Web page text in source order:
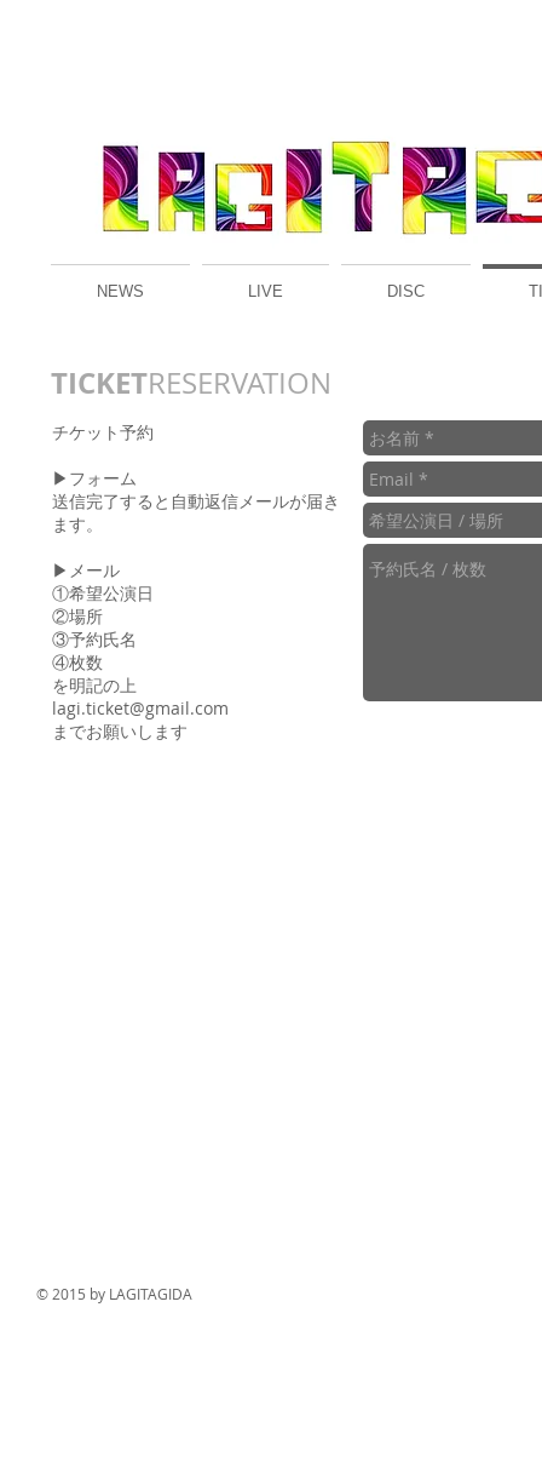
NEWS LIVE DISC
TICKETRESERVATION
チケット予約
▶フォーム
送信完了すると自動返信メールが届き
ます。
​▶メール
①希望公演日
②場所
③予約氏名
④枚数
を明記の上
lagi.ticket@gmail.com
までお願いします
© 2015 by LAGITAGIDA